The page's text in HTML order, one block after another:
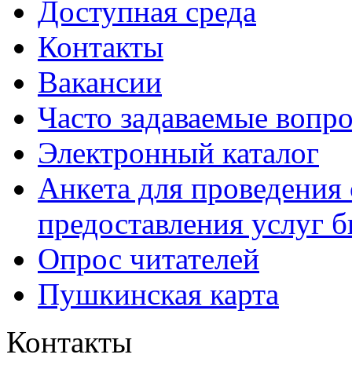
Доступная среда
Контакты
Вакансии
Часто задаваемые
Электронный каталог
Анкета для проведения
предоставления услуг
Опрос читателей
Пушкинская карта
Контакты